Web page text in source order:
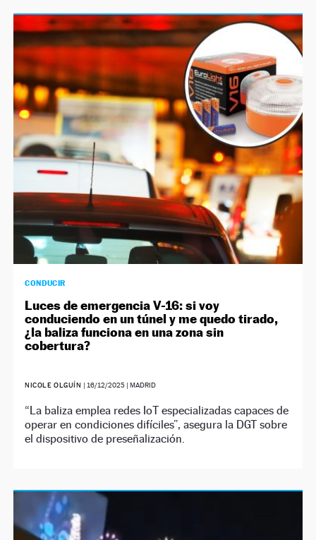
CONDUCIR
Luces de emergencia V-16: si voy
conduciendo en un túnel y me quedo tirado,
¿la baliza funciona en una zona sin
cobertura?
NICOLE OLGUÍN | 16/12/2025| MADRID
“La baliza emplea redes IoT especializadas capaces de
operar en condiciones difíciles”, asegura la DGT sobre
el dispositivo de preseñalización.